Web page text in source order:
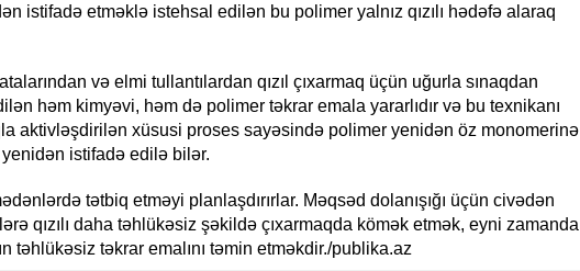
istifadə etməklə istehsal edilən bu polimer yalnız qızılı hədəfə alaraq
və elmi tullantılardan qızıl çıxarmaq üçün uğurla sınaqdan
həm kimyəvi, həm də polimer təkrar emala yararlıdır və bu texnikanı
aktivləşdirilən xüsusi proses sayəsində polimer yenidən öz monomerinə
yenidən istifadə edilə bilər.
tətbiq etməyi planlaşdırırlar. Məqsəd dolanışığı üçün civədən
qızılı daha təhlükəsiz şəkildə çıxarmaqda kömək etmək, eyni zamanda
təhlükəsiz təkrar emalını təmin etməkdir./publika.az